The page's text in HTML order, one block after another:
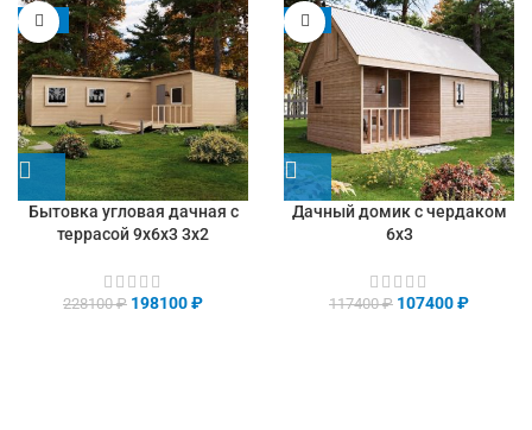
-13%
Бытовка угловая дачная с
террасой 9х6х3 3х2
228100₽ 198100₽
-9%
Дачный домик с чердаком
6х3
117400₽ 107400₽